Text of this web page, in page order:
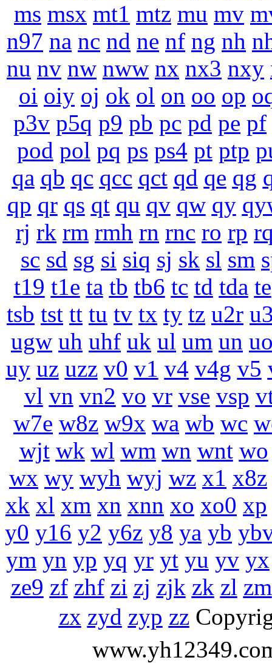
ms msx mt1 mtz mu mv
n97 na nc nd ne nf ng nh
nu nv nw nww nx nx3 nxy
oi oiy oj ok ol on oo op
p3v p5q p9 pb pc pd pe pf
pod pol pq ps ps4 pt ptp
qa qb qc qcc qct qd qe qg
qp qr qs qt qu qv qw qy
rj rk rm rmh rn rnc ro rp
sc sd sg si siq sj sk sl sm
t19 t1e ta tb tb6 tc td tda te
tsb tst tt tu tv tx ty tz u2r
ugw uh uhf uk ul um un
uy uz uzz v0 v1 v4 v4g v5
vl vn vn2 vo vr vse vsp
w7e w8z w9x wa wb wc
wjt wk wl wm wn wnt wo
wx wy wyh wyj wz x1 x8z
xk xl xm xn xnn xo xo0 xp
y0 y16 y2 y6z y8 ya yb
ym yn yp yq yr yt yu yv yx
ze9 zf zhf zi zj zjk zk zl zm
zx zyd zyp zz